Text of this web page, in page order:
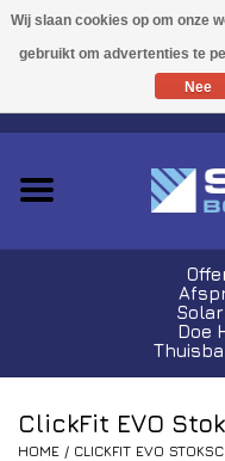
Acties!
Kabels en Stekkers
Doe
ClickFit EVO
HOME / CLICKFIT EVO
Nee